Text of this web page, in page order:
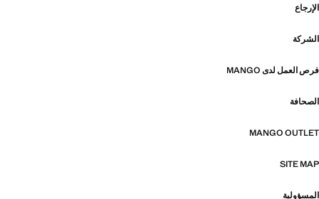
الإرجاع
الشركة
فرص العمل لدى MANGO
الصحافة
MANGO OUTLET
SITE MAP
المسؤولية